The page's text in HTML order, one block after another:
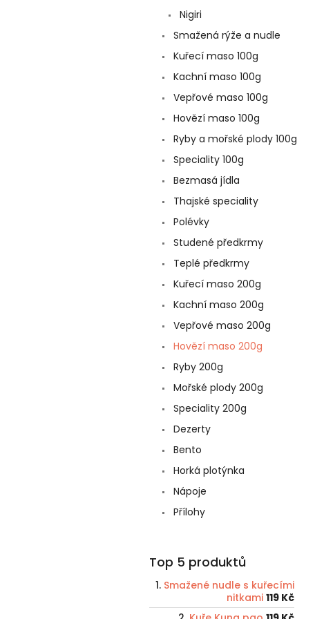
Nigiri
Smažená rýže a nudle
Kuřecí maso 100g
Kachní maso 100g
Vepřové maso 100g
Hovězí maso 100g
Ryby a mořské plody 100g
Speciality 100g
Bezmasá jídla
Thajské speciality
Polévky
Studené předkrmy
Teplé předkrmy
Kuřecí maso 200g
Kachní maso 200g
Vepřové maso 200g
Hovězí maso 200g
Ryby 200g
Mořské plody 200g
Speciality 200g
Dezerty
Bento
Horká plotýnka
Nápoje
Přílohy
Top 5 produktů
Smažené nudle s kuřecími
nitkami 119 Kč